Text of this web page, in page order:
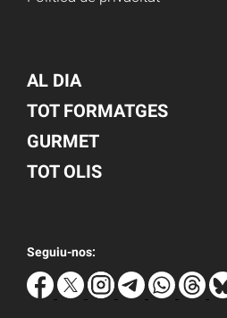
AL DIA
TOT FORMATGES
GURMET
TOT OLIS
Seguiu-nos: